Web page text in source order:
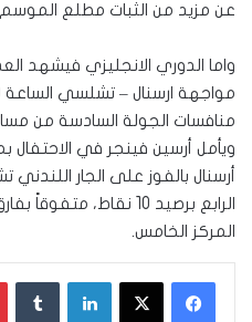
عن مزيد من الثبات مطلع
واما الدوري الانجليزي فيشهد
منافسات الجولة السادسة من
أرسنال بالفوز على الجار
الرابع برصيد 10
المركز الخامس.
لينكدإن